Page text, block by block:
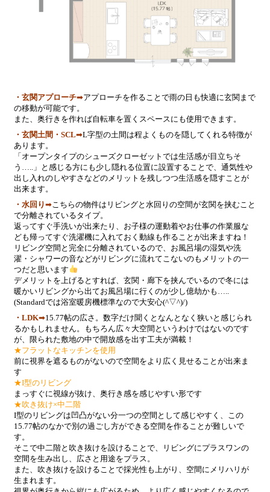
・玄関アプローチ➡アプローチを作ることで雨の日も快適に玄関まで
の移動が可能です。
また、奥行きを作れば自転車を置くスペースにも使用できます。
・玄関土間・SCL➡L字型の土間は程よくものを隠してくれる特徴が
あります。
「オープンタイプのシューズクローゼットでは生活感が目立ちそ
う…..」と感じる方にも少し隠れる位置に設置することで、通気性や
出し入れのしやすさなどのメリットを残しつつ生活感を隠すことが
出来ます。
・水回り➡ こちらの物件はリビングと水回りの空間が玄関を挟むこと
で分離されているタイプ。
返ってすぐ手洗いが出来たり、お子様の運動着やお仕事の作業服な
ども帰ってすぐ洗濯機に入れておく動線も作ることが出来ますね！
リビング空間と完全に分離されているので、お風呂場の湿気や洗
濯・シャワーの音などがリビングに流れてこないのもメリットの一
つだと思います
デメリットを上げるとすれば、玄関・廊下を挟んでいるので冬には
暖かいリビングから出てお風呂場に行くのが少し億劫かも…..
(Standardでは浴室暖房機標準なので大安心(^▽^)/)
・LDK➡15.77帖の広さ。数字だけ聞くとなんとなく狭いと感じられ
るかもしれません。もちろん広々大空間というわけではないのです
が、限られた敷地の中で開放感を出す工夫が満載！
★フラットなキッチンを使用
前に視界を遮るものがないので空間をより広く見せることが出来ま
す
★I型のリビング
まっすぐに視線が抜け、奥行き感を感じやすい形です
★吹き抜け×中二階
I型のリビングは凹凸がない分一つの空間として感じやすく、この
15.77帖のなかで別の過ごし方ができる空間を作ることが難しいで
す。
そこで中二階と吹き抜けを設けることで、リビングにプラスワンの
空間を生み出し、広さと用途をプラス。
また、吹き抜けを設けることで採光性も上がり、空間にメリハリが
生まれます。